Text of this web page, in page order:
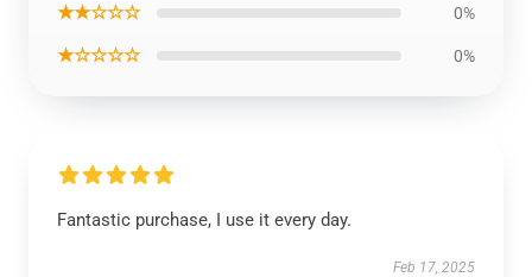
★★☆☆☆ 0%
★☆☆☆☆ 0%
Fantastic purchase, I use it every day.
Feb 17, 2025